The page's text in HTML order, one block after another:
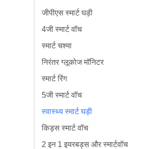
जीपीएस स्मार्ट घड़ी
4जी स्मार्ट वॉच
स्मार्ट चश्मा
निरंतर ग्लूकोज मॉनिटर
स्मार्ट रिंग
5जी स्मार्ट वॉच
स्वास्थ्य स्मार्ट घड़ी
किड्स स्मार्ट वॉच
2 इन 1 इयरबड्स और स्मार्टवॉच